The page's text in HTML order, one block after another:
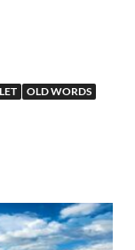
OLD WORDS